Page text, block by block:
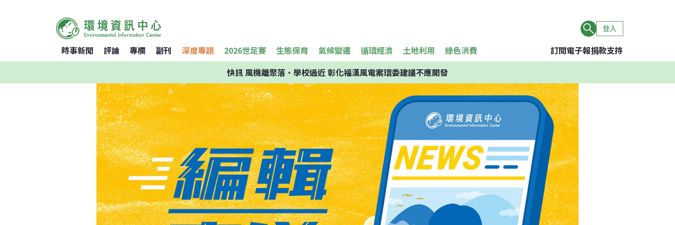
登入
時事新聞 評論 專欄 副刊 深度專題 2026世足賽 生態保育 氣候變遷 循環經濟 土地利用 綠色消費 訂閱電子報捐款支持
快訊風機離聚落、學校過近 彰化福漢風電案環委建議不應開發